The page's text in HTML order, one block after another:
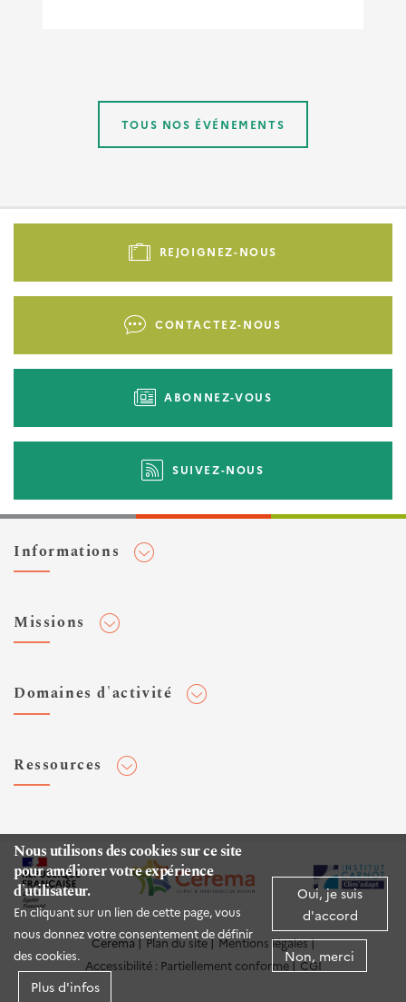
Nous utilisons des cookies sur ce site
pour améliorer votre expérience
d'utilisateur.
En cliquant sur un lien de cette page, vous
nous donnez votre consentement de définir
des cookies.
Plus d'infos
Oui, je suis
d'accord
Non, merci
TOUS NOS ÉVÉNEMENTS
Pied
-
REJOIGNEZ-NOUS
CONTACTEZ-NOUS
ABONNEZ-VOUS
SUIVEZ-NOUS
Informations
Flux RSS
Veilles et newsletters
Expertises Territoires
Espace presse
Missions
Normalisation
Domaines d'activité
Infrastructures de transport
Environnement et risques
Mer et littoral
Ressources
Rapports d'étude
Publications HAL
Documentation routière (DTRF)
Logiciels & apps
Twitter Cerema
Cerema Plan du site
Mentions légales
Accessibilité : Partiellement conforme
CGI